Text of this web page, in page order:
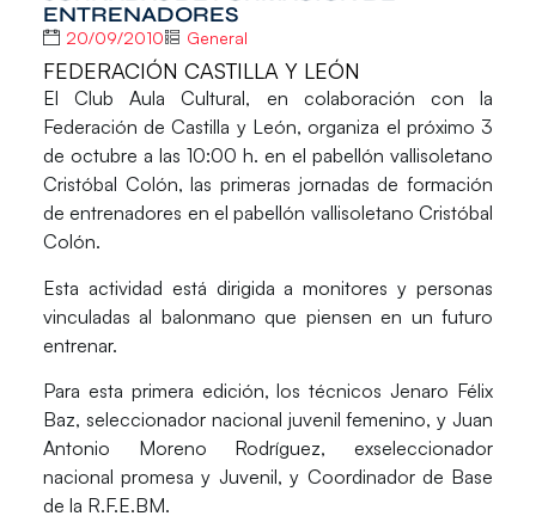
ENTRENADORES
20/09/2010 General
FEDERACIÓN CASTILLA Y LEÓN
El Club Aula Cultural, en colaboración con la
Federación de Castilla y León, organiza el próximo 3
de octubre a las 10:00 h. en el pabellón vallisoletano
Cristóbal Colón, las primeras jornadas de formación
de entrenadores en el pabellón vallisoletano Cristóbal
Colón.
Esta actividad está dirigida a monitores y personas
vinculadas al balonmano que piensen en un futuro
entrenar.
Para esta primera edición, los técnicos Jenaro Félix
Baz, seleccionador nacional juvenil femenino, y Juan
Antonio Moreno Rodríguez, exseleccionador
nacional promesa y Juvenil, y Coordinador de Base
de la R.F.E.BM.